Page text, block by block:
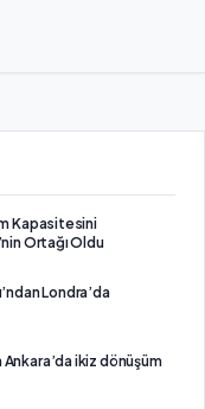
Kapasitesini
Ortağı Oldu
Londra’da